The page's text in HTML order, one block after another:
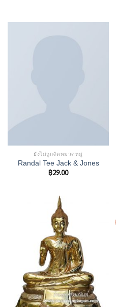
ยังไม่ถูกจัดหมวดหมู่
Randal Tee Jack & Jones
฿29.00